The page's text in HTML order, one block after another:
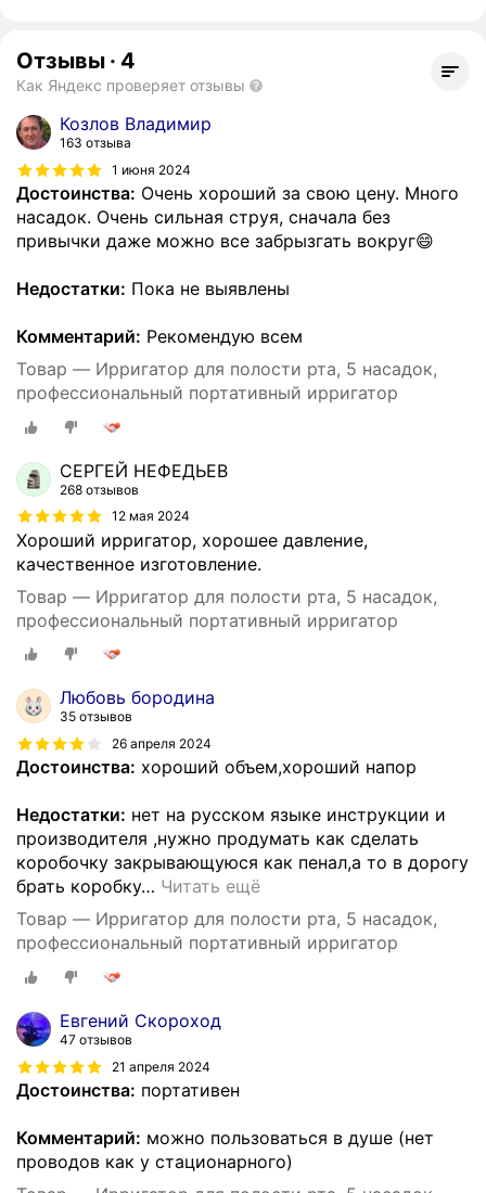
Отзывы · 4
Как Яндекс проверяет отзывы
Козлов Владимир
163 отзыва
1 июня 2024
Достоинства: Очень хороший за свою цену. Много
насадок. Очень сильная струя, сначала без
привычки даже можно все забрызгать вокруг😄
Недостатки: Пока не выявлены
Комментарий: Рекомендую всем
Товар — Ирригатор для полости рта, 5 насадок,
профессиональный портативный ирригатор
СЕРГЕЙ НЕФЕДЬЕВ
268 отзывов
12 мая 2024
Хороший ирригатор, хорошее давление,
качественное изготовление.
Товар — Ирригатор для полости рта, 5 насадок,
профессиональный портативный ирригатор
Любовь бородина
35 отзывов
26 апреля 2024
Достоинства: хороший объем,хороший напор
Недостатки: нет на русском языке инструкции и
производителя ,нужно продумать как сделать
коробочку закрывающуюся как пенал,а то в дорогу
брать коробку… Читать ещё
Товар — Ирригатор для полости рта, 5 насадок,
профессиональный портативный ирригатор
Евгений Скороход
47 отзывов
21 апреля 2024
Достоинства: портативен
Комментарий: можно пользоваться в душе (нет
проводов как у стационарного)